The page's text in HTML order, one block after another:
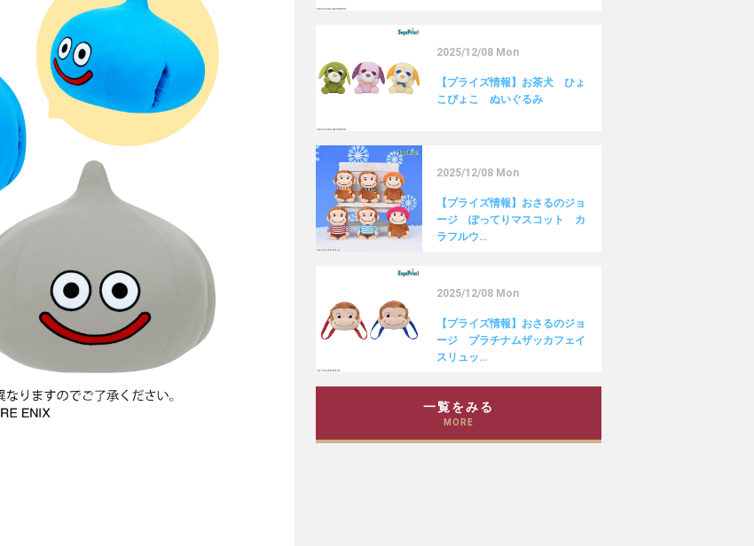
2025/12/08 Mon
【プライズ情報】お茶犬 ひょ
こぴょこ ぬいぐるみ
2025/12/08 Mon
【プライズ情報】おさるのジョ
ージ ぽってりマスコット カ
ラフルウ…
2025/12/08 Mon
【プライズ情報】おさるのジョ
ージ プラチナムザッカフェイ
スリュッ…
一覧をみる
MORE